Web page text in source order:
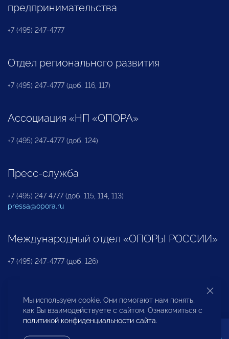
предпринимательства
+7 (495) 247-4777
Отдел регионального развития
+7 (495) 247-4777 (доб. 116, 117)
Ассоциация «НП «ОПОРА»
+7 (495) 247-4777 (доб. 124)
Пресс-служба
+7 (495) 247 4777 (доб. 115, 114, 113)
pressa@opora.ru
Международный отдел «ОПОРЫ РОССИИ»
+7 (495) 247-4777 (доб. 126)
Бюро по защите прав предпринимателей и
инвесторов
Мы используем cookie. Они помогают нам понять,
как Вы взаимодействуете с сайтом. Ознакомиться с
политикой конфиденциальности сайта.